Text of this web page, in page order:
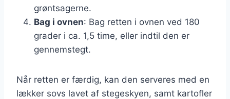
grøntsagerne.
Bag i ovnen: Bag retten i ovnen ved 180
grader i ca. 1,5 time, eller indtil den er
gennemstegt.
Når retten er færdig, kan den serveres med en
lækker sovs lavet af stegeskyen, samt kartofler